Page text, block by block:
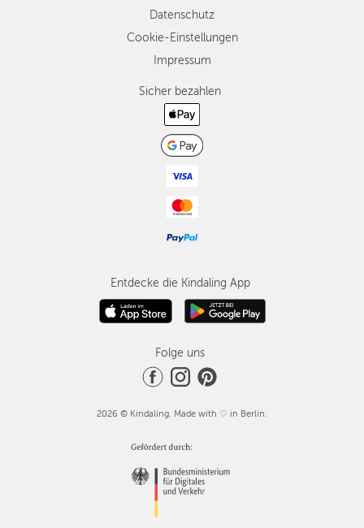
Datenschutz
Cookie-Einstellungen
Impressum
Sicher bezahlen
Entdecke die Kindaling App
Folge uns
2026 © Kindaling. Made with ♡ in Berlin.